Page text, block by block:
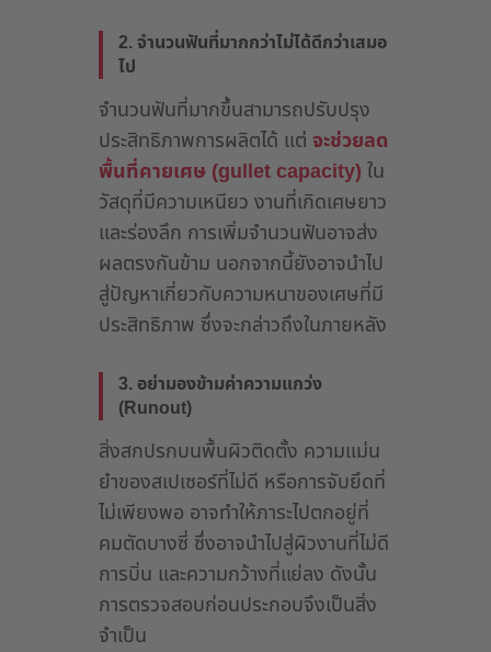
2. จำนวนฟันที่มากกว่าไม่ได้ดีกว่าเสมอ
ไป
จำนวนฟันที่มากขึ้นสามารถปรับปรุง
ประสิทธิภาพการผลิตได้ แต่ จะช่วยลด
พื้นที่คายเศษ (gullet capacity) ใน
วัสดุที่มีความเหนียว งานที่เกิดเศษยาว
และร่องลึก การเพิ่มจำนวนฟันอาจส่ง
ผลตรงกันข้าม นอกจากนี้ยังอาจนำไป
สู่ปัญหาเกี่ยวกับความหนาของเศษที่มี
ประสิทธิภาพ ซึ่งจะกล่าวถึงในภายหลัง
3. อย่ามองข้ามค่าความแกว่ง
(Runout)
สิ่งสกปรกบนพื้นผิวติดตั้ง ความแม่น
ยำของสเปเซอร์ที่ไม่ดี หรือการจับยึดที่
ไม่เพียงพอ อาจทำให้ภาระไปตกอยู่ที่
คมตัดบางซี่ ซึ่งอาจนำไปสู่ผิวงานที่ไม่ดี
การบิ่น และความกว้างที่แย่ลง ดังนั้น
การตรวจสอบก่อนประกอบจึงเป็นสิ่ง
จำเป็น